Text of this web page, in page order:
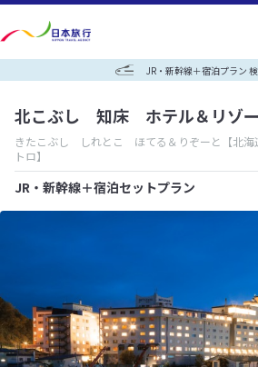
JR・新幹線＋宿泊プラン
北こぶし 知床 ホテル＆リゾ
きたこぶし しれとこ ほてる＆りぞーと
【北
トロ】
JR・新幹線＋宿泊セットプラン